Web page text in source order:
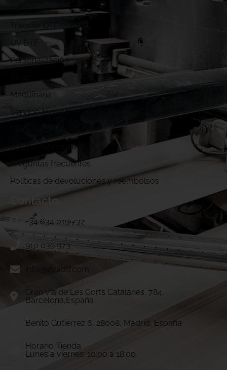
UV DTF
Personalización
Maquinaria
Servicio técnico
¿Cómo funcionamos?
Preguntas frecuentes
Politicas de devoluciones y reembolsos
Contacto
+34 634 019 732
910 039 973
info@vivadtf.com
Gran Vía de Les Corts Catalanes, 784.
Barcelona,España
Benito Gutierrez 6, 28008, Madrid, España
Horario Tienda
Lunes a viernes: 10:00 a 18:00